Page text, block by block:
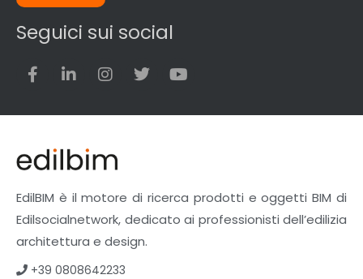
Seguici sui social
EdilBIM è il motore di ricerca prodotti e oggetti BIM di
Edilsocialnetwork, dedicato ai professionisti dell’edilizia
architettura e design.
+39 0808642233